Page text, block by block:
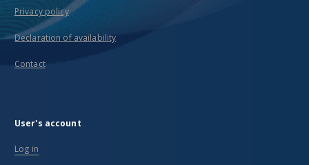
Privacy policy
Declaration of availability
Contact
User's account
Log in